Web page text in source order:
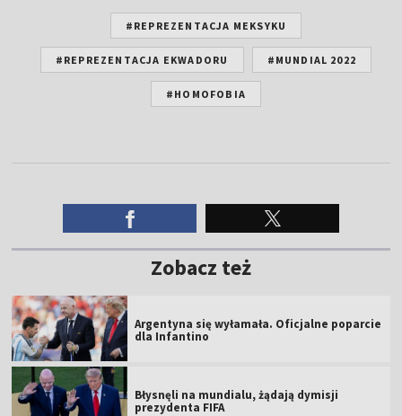
#REPREZENTACJA MEKSYKU
#REPREZENTACJA EKWADORU #MUNDIAL 2022
#HOMOFOBIA
Zobacz też
Argentyna się wyłamała. Oficjalne poparcie
dla Infantino
Błysnęli na mundialu, żądają dymisji
prezydenta FIFA